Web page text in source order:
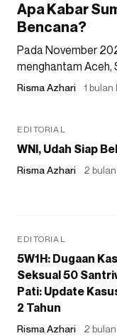
Apa Kabar
Bencana?
Pada November
menghantam Aceh,
Risma Azhari 1 bulan
EDITORIAL
WNI, Udah Siap
Risma Azhari 2
EDITORIAL
5W1H: Dugaan
Seksual 50
Pati: Update
2 Tahun
Risma Azhari 2